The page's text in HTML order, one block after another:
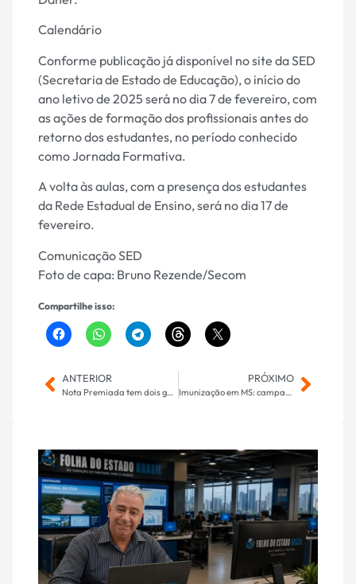
Calendário
Conforme publicação já disponível no site da SED
(Secretaria de Estado de Educação), o início do
ano letivo de 2025 será no dia 7 de fevereiro, com
as ações de formação dos profissionais antes do
retorno dos estudantes, no período conhecido
como Jornada Formativa.
A volta às aulas, com a presença dos estudantes
da Rede Estadual de Ensino, será no dia 17 de
fevereiro.
Comunicação SED
Foto de capa: Bruno Rezende/Secom
Compartilhe isso:
ANTERIOR
Nota Premiada tem dois ganhadores para o prêmio de R$ 100 mil; Confira se você foi o sortudo
PRÓXIMO
Imunização em MS: campanhas ultrapassaram 263 mil doses aplicadas em 2024, ampliando cobertura